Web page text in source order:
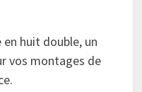
en huit double, un
vos montages de